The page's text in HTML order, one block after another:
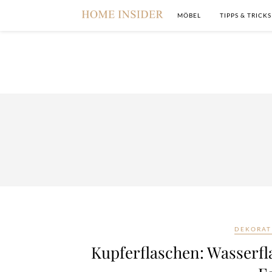
MÖBEL TIPPS & TRICKS
Kupferflaschen: